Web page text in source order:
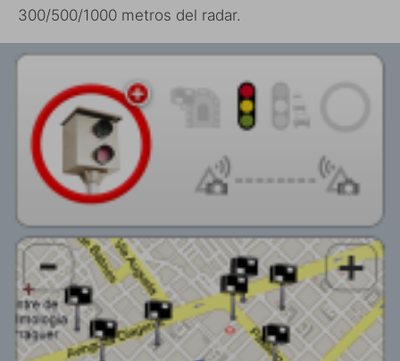
300/500/1000 metros del radar.